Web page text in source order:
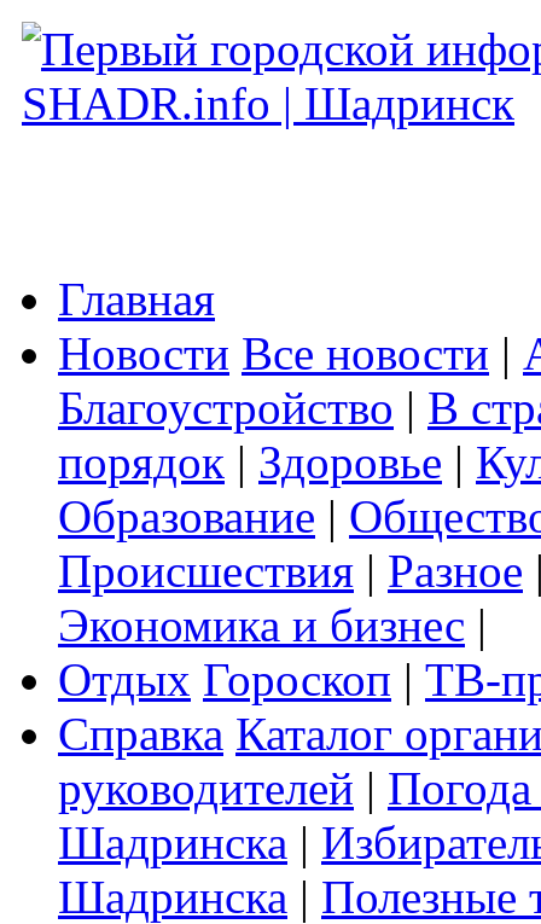
Главная
Новости Все новости |
Благоустройство | В
порядок | Здоровье |
Образование |
Происшествия | Разное
Экономика и бизнес |
Отдых Гороскоп | ТВ-
Справка Каталог
руководителей |
Шадринска |
Шадринска | Полезные